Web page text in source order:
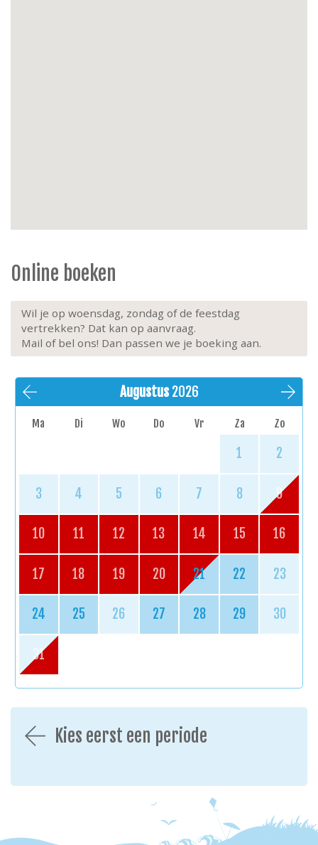
Online boeken
Wil je op woensdag, zondag of de feestdag
vertrekken? Dat kan op aanvraag.
Mail of bel ons! Dan passen we je boeking aan.
Augustus 2026
Ma Di Wo Do Vr Za Zo
1 2
3 4 5 6 7 8 9
10 11 12 13 14 15 16
17 18 19 20 21 22 23
24 25 26 27 28 29 30
31
Kies eerst een periode